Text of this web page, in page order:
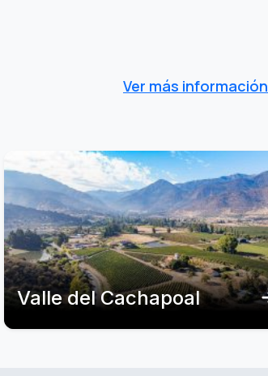
Ver más información
Valle del Cachapoal